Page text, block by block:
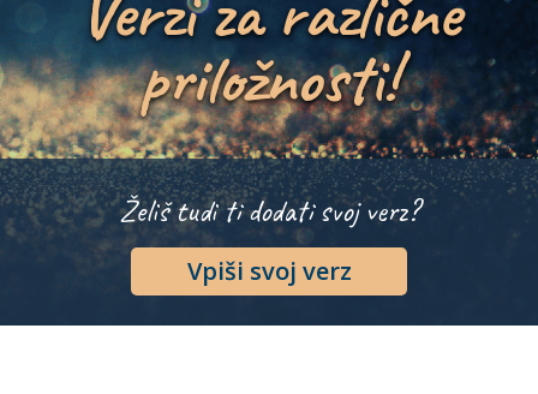
priložnosti!
Želiš tudi ti dodati svoj verz?
Vpiši svoj verz